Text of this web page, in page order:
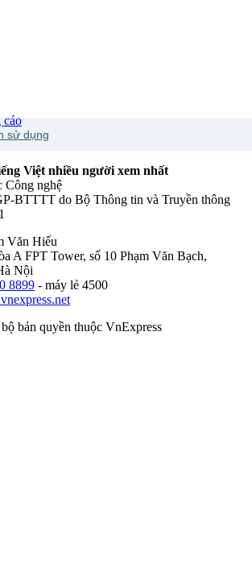
cáo
sử dụng
Việt nhiều người xem nhất
Công nghệ
BTTTT do Bộ Thông tin và Truyền thông
Văn Hiếu
A FPT Tower, số 10 Phạm Văn Bạch,
Nội
8899 - máy lẻ 4500
bản quyền thuộc VnExpress